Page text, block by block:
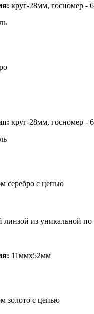
круг-28мм, госномер -
круг-28мм, госномер -
серебро с цепью
из уникальной
11ммх52мм
золото с цепью